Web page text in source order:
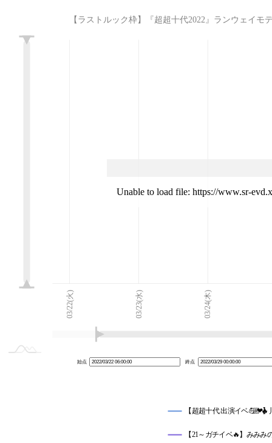
【ラストルック枠】『超超十代2022』ランウェイモ
03/21(月)
03/22(火) 03/23(水) 03/24(木)
03/30(水)
Unable to load file: https://www.sr-
始点 終点
【超超十代 出演イベ💪🏼❤️‍🔥
【21～ガチイベ🔥】みみみ